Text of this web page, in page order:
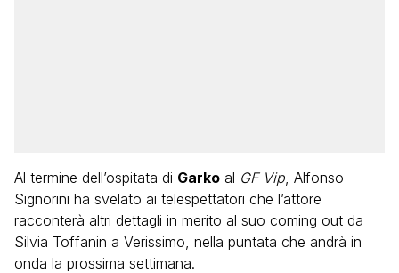
Al termine dell’ospitata di Garko al GF Vip , Alfonso
Signorini ha svelato ai telespettatori che l’attore
racconterà altri dettagli in merito al suo coming out da
Silvia Toffanin a Verissimo, nella puntata che andrà in
onda la prossima settimana.